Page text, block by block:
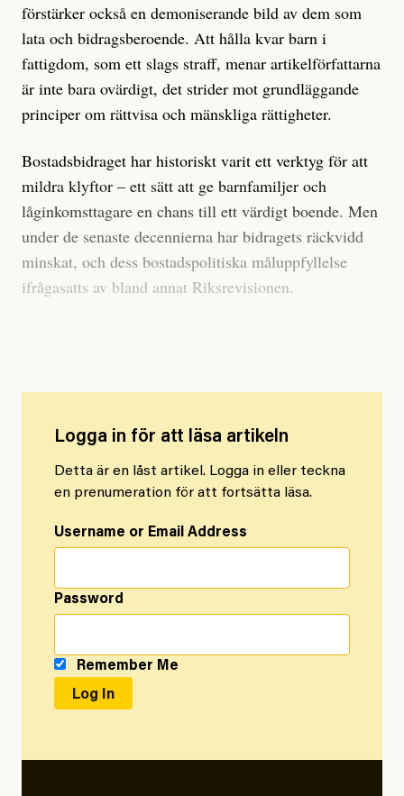
förstärker också en demoniserande bild av dem som
lata och bidragsberoende. Att hålla kvar barn i
fattigdom, som ett slags straff, menar artikelförfattarna
är inte bara ovärdigt, det strider mot grundläggande
principer om rättvisa och mänskliga rättigheter.
Bostadsbidraget har historiskt varit ett verktyg för att
mildra klyftor – ett sätt att ge barnfamiljer och
låginkomsttagare en chans till ett värdigt boende. Men
under de senaste decennierna har bidragets räckvidd
minskat, och dess bostadspolitiska måluppfyllelse
ifrågasatts av bland annat Riksrevisionen.
Logga in för att läsa artikeln
Detta är en låst artikel. Logga in eller teckna
en prenumeration för att fortsätta läsa.
Username or Email Address
Password
Remember Me